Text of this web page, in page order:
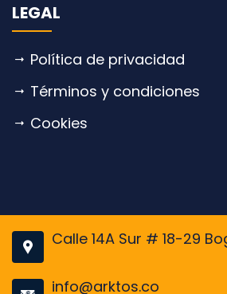
LEGAL
Política de privacidad
Términos y condiciones
Cookies
Calle 14A Sur # 18-29
info@arktos.co